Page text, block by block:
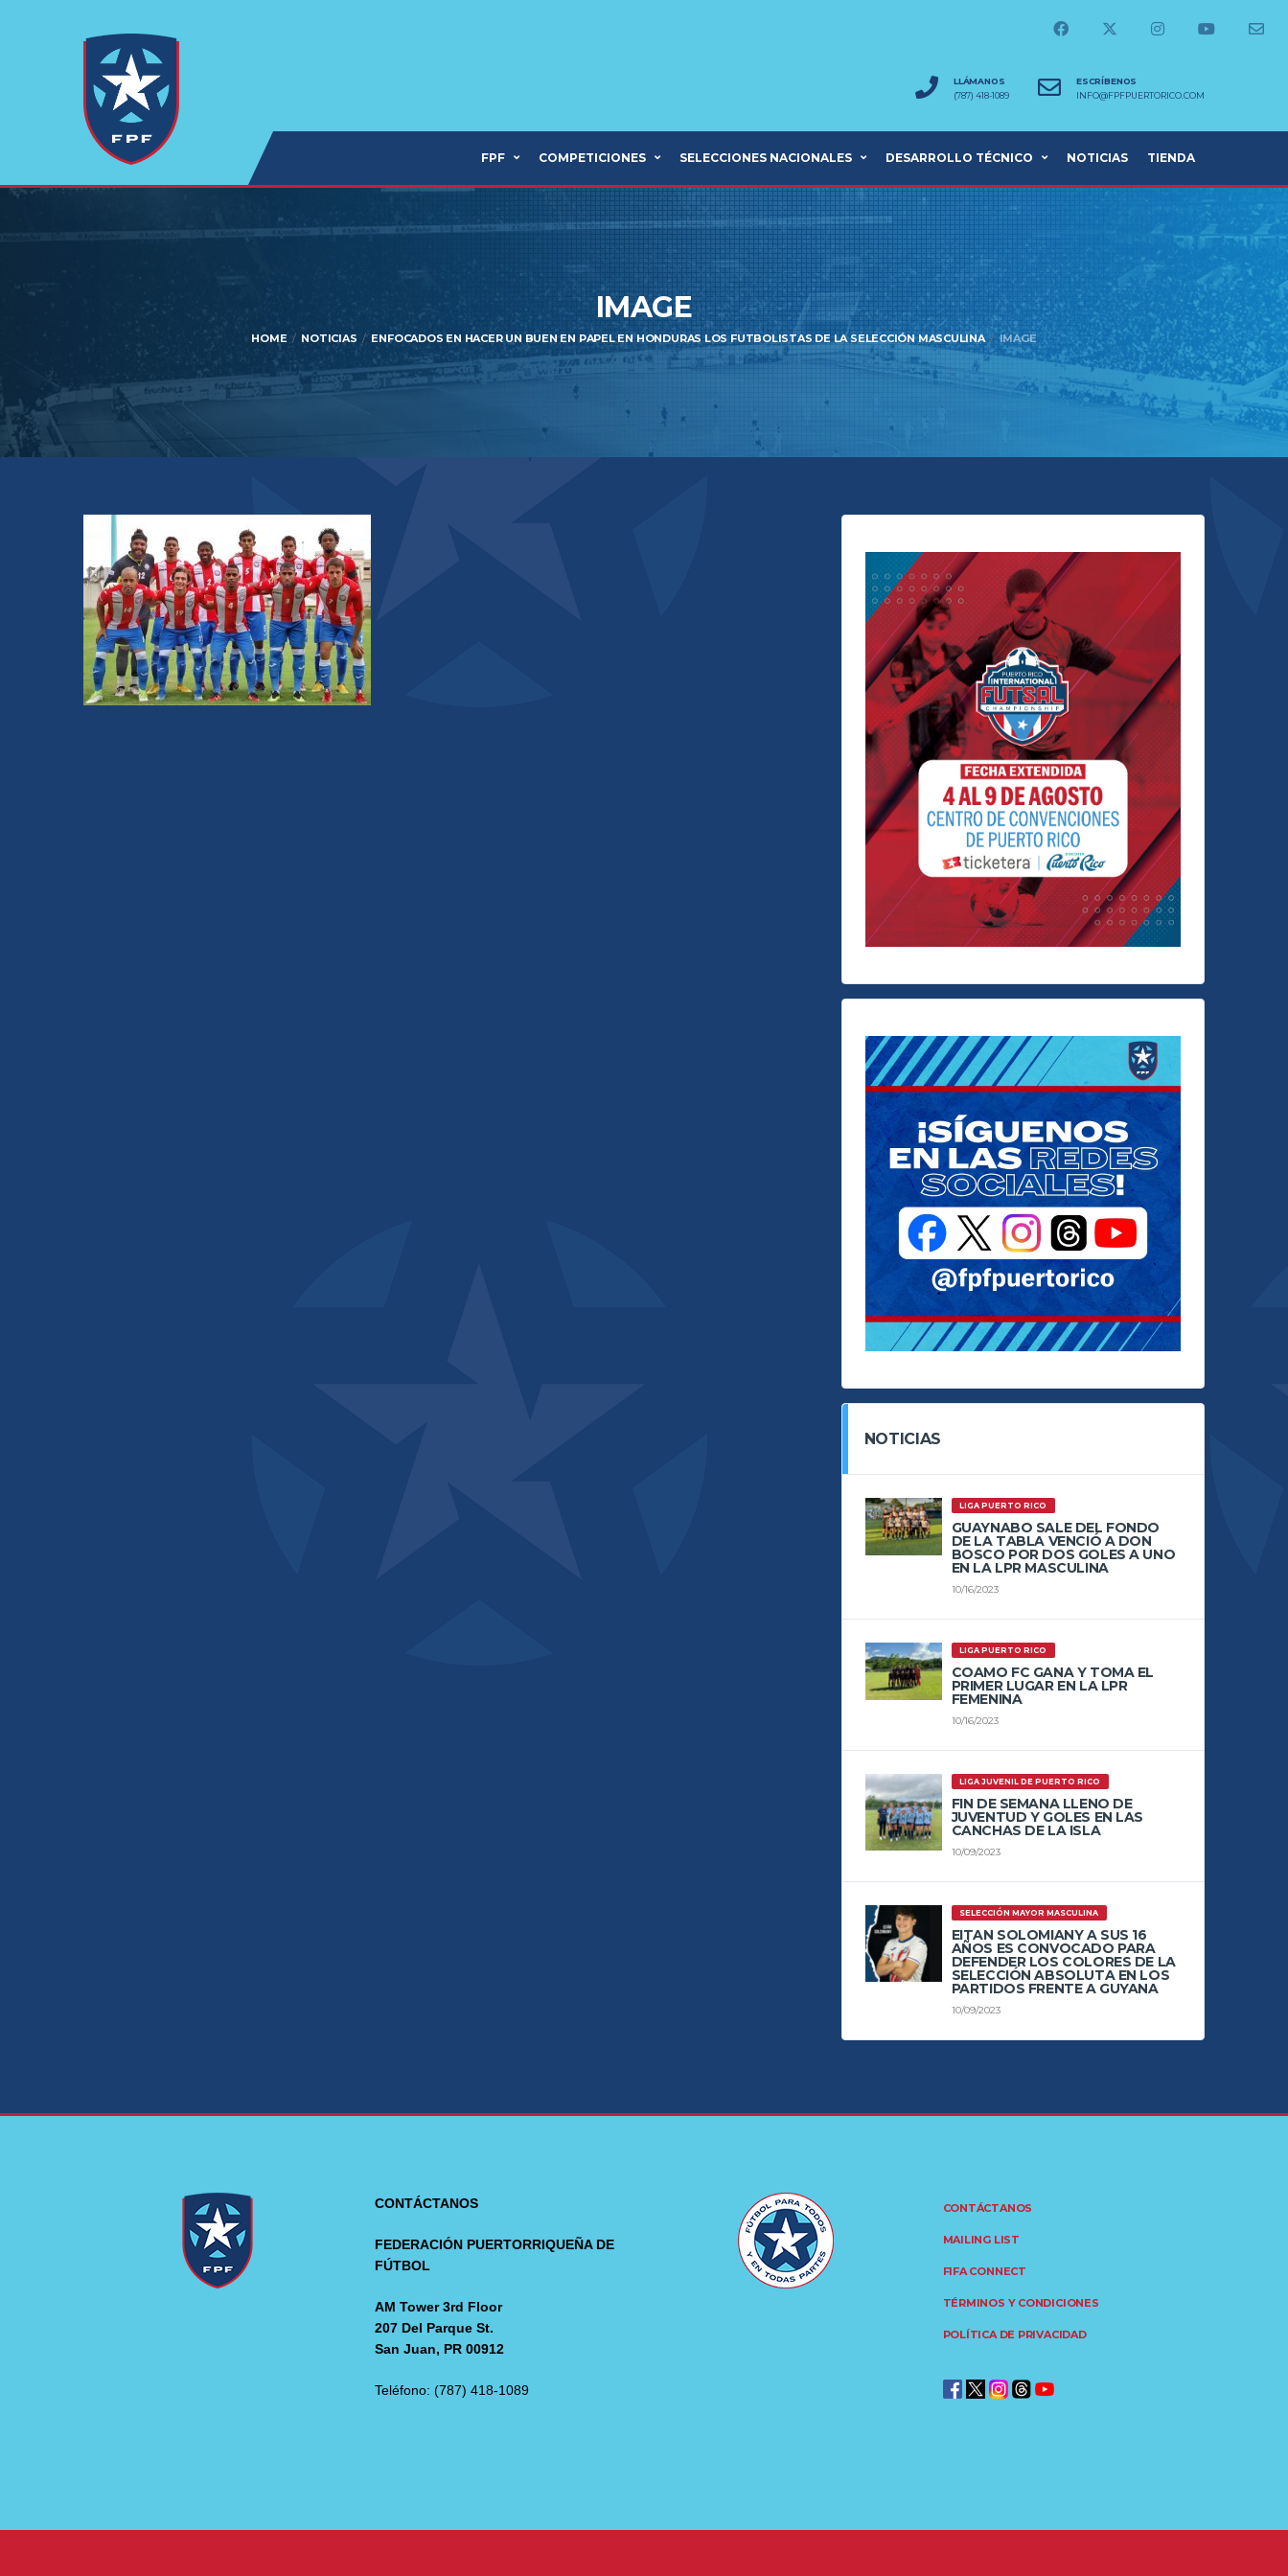
LLÁMANOS
(787) 418-1089
ESCRÍBENOS
INFO@FPFPUERTORICO.COM
FPF COMPETICIONES SELECCIONES NACIONALES DESARROLLO TÉCNICO NOTICIAS TIENDA
IMAGE
HOME NOTICIAS ENFOCADOS EN HACER UN BUEN EN PAPEL EN HONDURAS LOS FUTBOLISTAS DE LA SELECCIÓN MASCULINA IMAGE
NOTICIAS
LIGA PUERTO RICO
GUAYNABO SALE DEL FONDO
DE LA TABLA VENCIÓ A DON
BOSCO POR DOS GOLES A UNO
EN LA LPR MASCULINA
10/16/2023
LIGA PUERTO RICO
COAMO FC GANA Y TOMA EL
PRIMER LUGAR EN LA LPR
FEMENINA
10/16/2023
LIGA JUVENIL DE PUERTO RICO
FIN DE SEMANA LLENO DE
JUVENTUD Y GOLES EN LAS
CANCHAS DE LA ISLA
10/09/2023
SELECCIÓN MAYOR MASCULINA
EITAN SOLOMIANY A SUS 16
AÑOS ES CONVOCADO PARA
DEFENDER LOS COLORES DE LA
SELECCIÓN ABSOLUTA EN LOS
PARTIDOS FRENTE A GUYANA
10/09/2023
CONTÁCTANOS
FEDERACIÓN PUERTORRIQUEÑA DE
FÚTBOL
AM Tower 3rd Floor
207 Del Parque St.
San Juan, PR 00912
Teléfono: (787) 418-1089
CONTÁCTANOS
MAILING LIST
FIFA CONNECT
TÉRMINOS Y CONDICIONES
POLÍTICA DE PRIVACIDAD